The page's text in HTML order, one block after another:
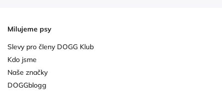
Milujeme psy
Slevy pro členy DOGG Klub
Kdo jsme
Naše značky
DOGGblogg